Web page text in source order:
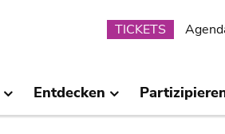
TICKETS
Entdecken